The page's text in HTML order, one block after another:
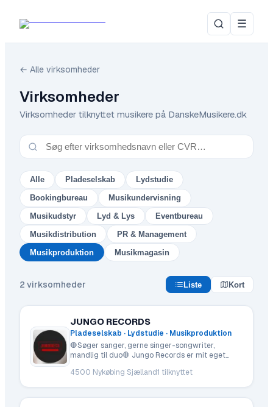
☰
← Alle virksomheder
Virksomheder
Virksomheder tilknyttet musikere på DanskeMusikere.dk
Alle Pladeselskab
Lydstudie
Bookingbureau
Musikundervisning
Musikudstyr
Lyd & Lys
Eventbureau
Musikdistribution
PR & Management
Musikproduktion
Musikmagasin
2 virksomheder Liste Kort
JUNGO RECORDS
Pladeselskab · Lydstudie · Musikproduktion
🛑Søger sanger, gerne singer-songwriter,
mandlig til duo🛑 Jungo Records er mit eget
4500 Nykøbing Sjælland1 tilknyttet